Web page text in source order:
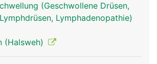
(Geschwollene Drüsen,
Lymphadenopathie)
(Halsweh)